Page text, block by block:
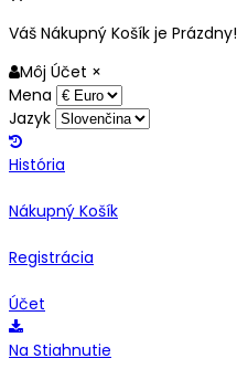
Váš Nákupný Košík je Prázdny!
Môj Účet ×
Mena
Jazyk
História
Nákupný Košík
Registrácia
Účet
Na Stiahnutie